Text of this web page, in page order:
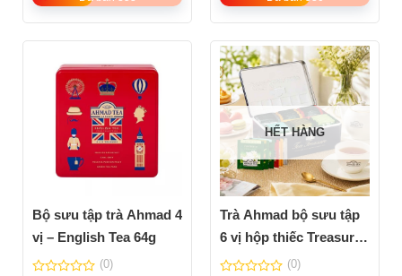
Bộ sưu tập trà Ahmad 4
vị – English Tea 64g
(0)
HẾT HÀNG
Trà Ahmad bộ sưu tập
6 vị hộp thiếc Treasure
120g
(0)